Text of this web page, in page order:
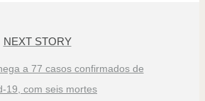
NEXT STORY
a 77 casos confirmados de
19, com seis mortes